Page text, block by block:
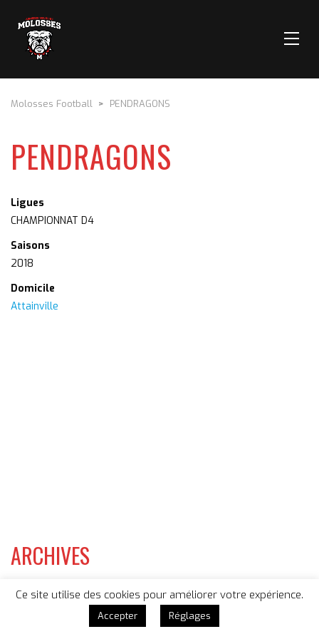
Molosses Football > PENDRAGONS
PENDRAGONS
Ligues
CHAMPIONNAT D4
Saisons
2018
Domicile
Attainville
ARCHIVES
CATEGORIES
Ce site utilise des cookies pour améliorer votre expérience.
Accepter Réglages